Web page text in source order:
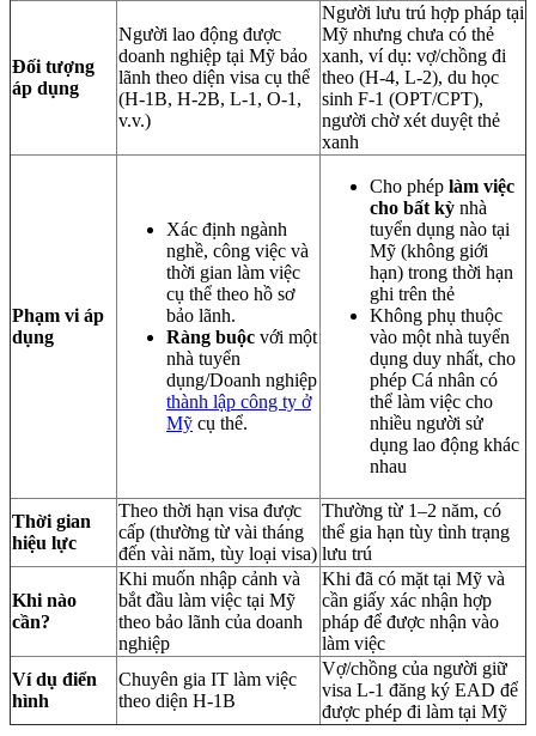
Đối tượng
áp dụng
Người lao động được
doanh nghiệp tại Mỹ bảo
lãnh theo diện visa cụ thể
(H-1B, H-2B, L-1, O-1,
v.v.)
Người lưu trú hợp pháp tại
Mỹ nhưng chưa có thẻ
xanh, ví dụ: vợ/chồng đi
theo (H-4, L-2), du học
sinh F-1 (OPT/CPT),
người chờ xét duyệt thẻ
xanh
Phạm vi áp
dụng
Xác định ngành
nghề, công việc và
thời gian làm việc
cụ thể theo hồ sơ
bảo lãnh.
Ràng buộc với một
nhà tuyển
dụng/Doanh nghiệp
thành lập công ty ở
Mỹ cụ thể.
Cho phép làm việc
cho bất kỳ nhà
tuyển dụng nào tại
Mỹ (không giới
hạn) trong thời hạn
ghi trên thẻ
Không phụ thuộc
vào một nhà tuyển
dụng duy nhất, cho
phép Cá nhân có
thể làm việc cho
nhiều người sử
dụng lao động khác
nhau
Thời gian
hiệu lực
Theo thời hạn visa được
cấp (thường từ vài tháng
đến vài năm, tùy loại visa)
Thường từ 1–2 năm, có
thể gia hạn tùy tình trạng
lưu trú
Khi nào
cần?
Khi muốn nhập cảnh và
bắt đầu làm việc tại Mỹ
theo bảo lãnh của doanh
nghiệp
Khi đã có mặt tại Mỹ và
cần giấy xác nhận hợp
pháp để được nhận vào
làm việc
Ví dụ điển
hình
Chuyên gia IT làm việc
theo diện H-1B
Vợ/chồng của người giữ
visa L-1 đăng ký EAD để
được phép đi làm tại Mỹ